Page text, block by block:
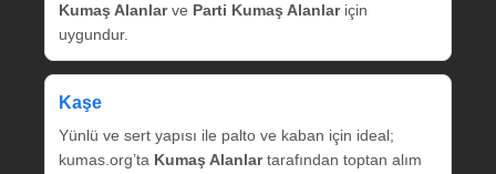
Kumaş Alanlarve Parti Kumaş Alanlariçin
uygundur.
Kaşe
Yünlü ve sert yapısı ile palto ve kaban için ideal;
kumas.org’ta Kumaş Alanlartarafından toptan alım